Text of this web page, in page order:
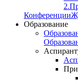
2.
Конференции
Образование